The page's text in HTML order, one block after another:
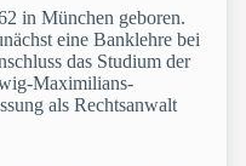
in München geboren.
eine Banklehre bei
das Studium der
Maximilians-
als Rechtsanwalt